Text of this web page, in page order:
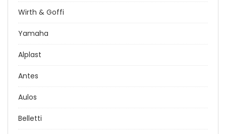
Wirth & Goffi
Yamaha
Alplast
Antes
Aulos
Belletti